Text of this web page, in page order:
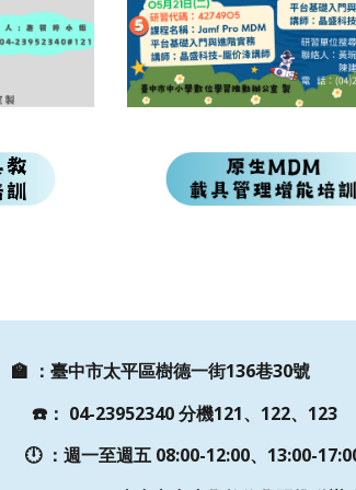
🏫 ： 臺中市太平區樹德一街136巷30號
☎️： 04-23952340 分機121、122、123
🕛 ：週一至週五 08:00-12:00、13:00-